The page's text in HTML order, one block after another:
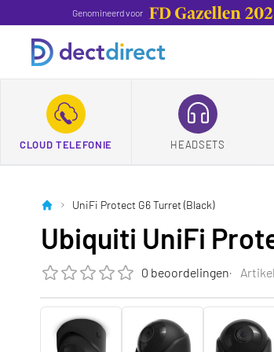
Genomineerd voor
CLOUD TELEFONIE HEADSETS
UniFi Protect G6 Turret (Black)
Ubiquiti UniFi
Die Bewertung dieses Produkts ist0.0von 5
0 beoordelingen